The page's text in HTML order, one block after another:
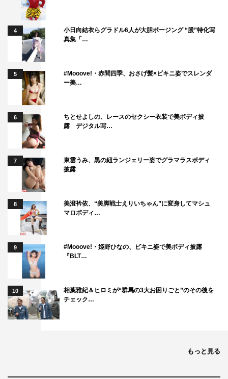
ー」。
いつだって、男よりも女のほうが一足先に大人になるの
が、この世の常。 地方都市に住む水島浩介は、クラスメ
イトとつるんではバカなことばかりをし、お気楽な高校生
活を過ごしていた。ある日、浩介の度が過ぎた悪ふざけが
もとで授業が中断。激怒した教師が、クラス一の優等生・
早瀬真愛(まな)を浩介のお目付け役に任命する。真面目で
堅い真愛を疎ましく思う反面、胸がざわつき始める浩介。
彼と4人の仲間たちにとって、彼女は中学時代からの憧れ
だったのだ。
やがて、教科書を忘れた真愛のピンチを浩介が救ったこと
で、2人の距離は一気に縮まっていく…。
誰の心にも眠る“あの頃”の記憶を呼び覚まし、台湾・香港
で超メガヒットを記録。
多感な十代を送ったすべての大人に捧げる、可笑しくて切
ない、珠玉のラブストーリー。
©『あの頃、君を追いかけた』フィルムパートナーズ
4
小日向結衣らグラドル6人が大胆ポージング “股”特化写
真集「…
5
#Mooove!・赤間四季、おさげ髪×ビキニ姿でスレンダ
ー美…
6
ちとせよしの、レースのセクシー衣装で美ボディ披
露 デジタル写…
7
東雲うみ、黒の紐ランジェリー姿でグラマラスボディ
披露
8
美澄衿依、“美脚戦士えりいちゃん”に変身してマシュ
マロボディ…
9
#Mooove!・姫野ひなの、ビキニ姿で美ボディ披露
『BLT…
10
相葉雅紀＆ヒロミが“群馬の3大お困りごと”のその後を
チェック…
もっと見る